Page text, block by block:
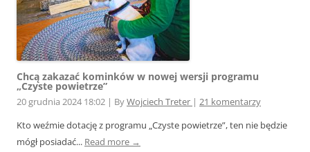
Chcą zakazać kominków w nowej wersji programu
„Czyste powietrze”
20 grudnia 2024 18:02 ByWojciech Treter 21 komentarzy
Kto weźmie dotację z programu „Czyste powietrze”, ten nie będzie
mógł posiadać... Read more →